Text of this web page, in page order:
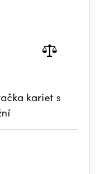
kariet s